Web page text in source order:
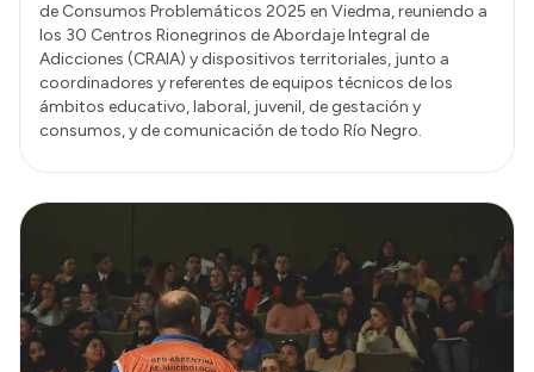
de Consumos Problemáticos 2025 en Viedma, reuniendo a
los 30 Centros Rionegrinos de Abordaje Integral de
Adicciones (CRAIA) y dispositivos territoriales, junto a
coordinadores y referentes de equipos técnicos de los
ámbitos educativo, laboral, juvenil, de gestación y
consumos, y de comunicación de todo Río Negro.